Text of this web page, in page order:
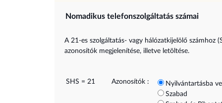
Nomadikus telefonszolgáltatás számai
A 21-es szolgáltatás- vagy hálózatkijelölő számhoz
azonosítók megjelenítése, illetve letöltése.
SHS = 21 Azonosítók :
Nyilvántartásba
Szabad